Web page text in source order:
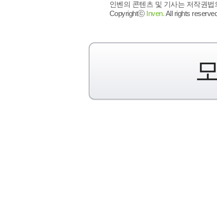
인벤의 콘텐츠 및 기사는 저작권
Copyrightⓒ Inven.All rights